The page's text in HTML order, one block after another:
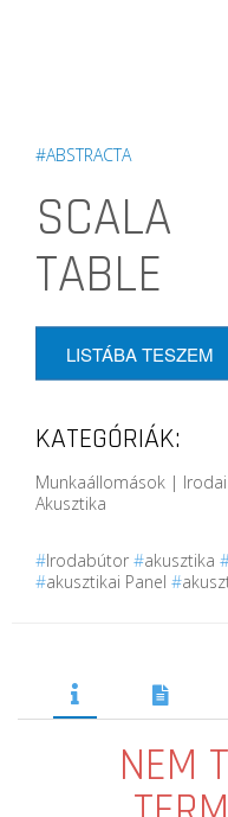
#ABSTRACTA
SCALA
TABLE
LISTÁBA TESZEM
KATEGÓRIÁK:
Munkaállomások |
Akusztika
#Irodabútor #akusztika
#akusztikai Panel #
NEM